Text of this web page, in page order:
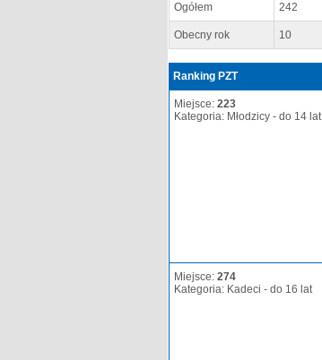
Ogółem 242
Obecny rok 10
Ranking PZT
Miejsce: 223
Kategoria: Młodzicy - do 14 lat
Miejsce: 274
Kategoria: Kadeci - do 16 lat